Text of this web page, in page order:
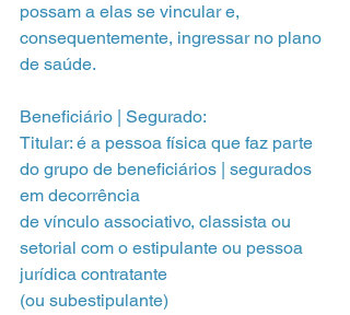
possam a elas se vincular e,
consequentemente, ingressar no plano
de saúde.
Beneficiário | Segurado:
Titular: é a pessoa física que faz parte
do grupo de beneficiários | segurados
em decorrência
de vínculo associativo, classista ou
setorial com o estipulante ou pessoa
jurídica contratante
(ou subestipulante)